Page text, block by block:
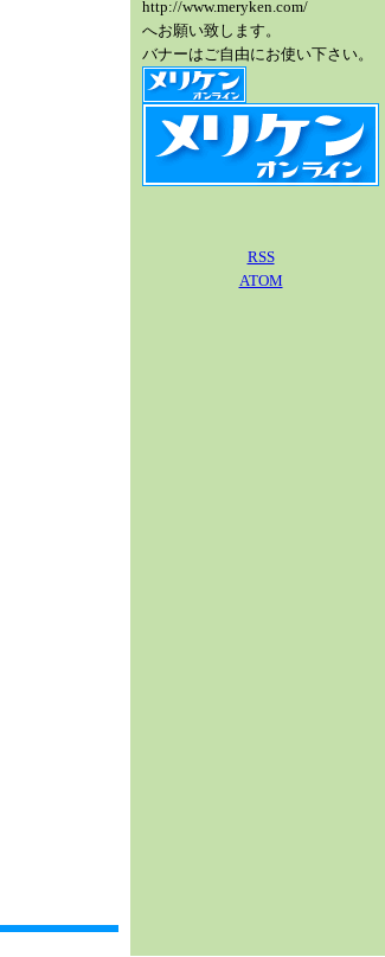
http://www.meryken.com/
へお願い致します。
バナーはご自由にお使い下さい。
RSS
ATOM